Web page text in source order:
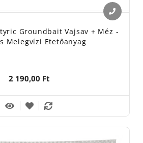
Groundbait Vajsav + Méz -
Melegvízi Etetőanyag
2 190,00 Ft